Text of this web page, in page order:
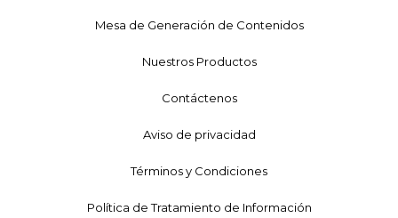
Mesa de Generación de Contenidos
Nuestros Productos
Contáctenos
Aviso de privacidad
Términos y Condiciones
Política de Tratamiento de Información